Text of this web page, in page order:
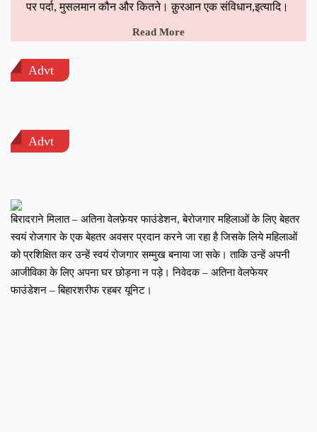
पर पर्दा, मुसलमान कौन और कितने। क़ुरआन एक संविधान,इत्यादि।
Read More
Advt
Advt
बिरादराने मिलात – अतिना वेलफ़ेयर फाउंडेशन, बेरोजगार महिलाओं के लिए बेहतर
स्वयं रोजगार के एक बेहतर अवसर प्रदान करने जा रहा है जिसके लिये महिलाओं
को प्रशिक्षित कर उन्हें स्वयं रोजगार सम्मुख बनाया जा सके। ताकि उन्हें अपनी
आजीविका के लिए अपना घर छोड़ना न पड़े। निवेदक – अतिना वेलफेयर
फाउंडेशन – बिहारशरीफ रहबर यूनिट।